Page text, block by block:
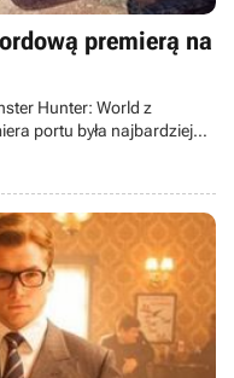
premierą na
Hunter: World z
portu była najbardziej
2018 roku i prawie
produkcji na